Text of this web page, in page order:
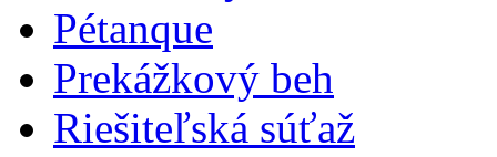
Pétanque
Prekážkový beh
Riešiteľská súťaž